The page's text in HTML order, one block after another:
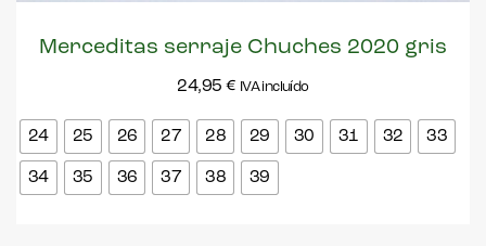
Merceditas serraje Chuches 2020 gris
24,95 € IVA incluído
24 25 26 27 28 29 30 31 32 33
34 35 36 37 38 39